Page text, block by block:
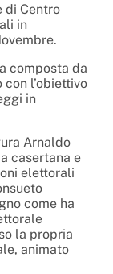
di Centro
in
composta da
l’obiettivo
in
Arnaldo
casertana e
elettorali
come ha
la propria
animato